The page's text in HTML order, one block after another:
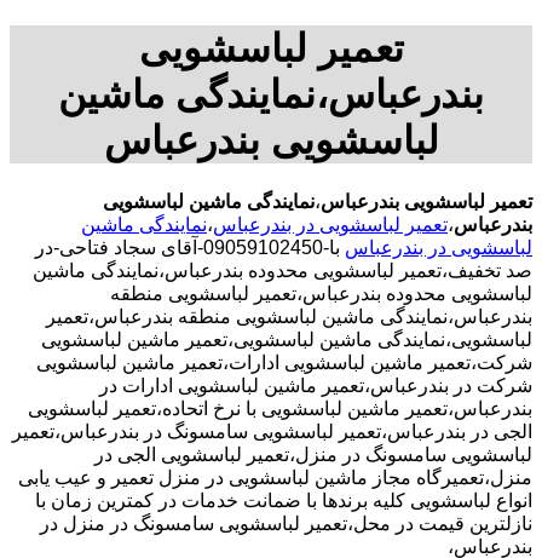
تعمیر لباسشویی
بندرعباس،نمایندگی ماشین
لباسشویی بندرعباس
تعمیر لباسشویی بندرعباس،نمایندگی ماشین لباسشویی
بندرعباس،تعمیر لباسشویی در بندرعباس،نمایندگی ماشین
لباسشویی در بندرعباس
با-09059102450-آقای سجاد فتاحی-در
صد تخفیف،تعمیر لباسشویی محدوده بندرعباس،نمایندگی ماشین
لباسشویی محدوده بندرعباس،تعمیر لباسشویی منطقه
بندرعباس،نمایندگی ماشین لباسشویی منطقه بندرعباس،تعمیر
لباسشویی،نمایندگی ماشین لباسشویی،تعمیر ماشین لباسشویی
شرکت،تعمیر ماشین لباسشویی ادارات،تعمیر ماشین لباسشویی
شرکت در بندرعباس،تعمیر ماشین لباسشویی ادارات در
بندرعباس،تعمیر ماشین لباسشویی با نرخ اتحاده،تعمیر لباسشویی
الجی در بندرعباس،تعمیر لباسشویی سامسونگ در بندرعباس،تعمیر
لباسشویی سامسونگ در منزل،تعمیر لباسشویی الجی در
منزل،تعمیرگاه مجاز ماشین لباسشویی در منزل تعمیر و عیب یابی
انواع لباسشویی کلیه برندها با ضمانت خدمات در کمترین زمان با
نازلترین قیمت در محل،تعمیر لباسشویی سامسونگ در منزل در
بندرعباس،